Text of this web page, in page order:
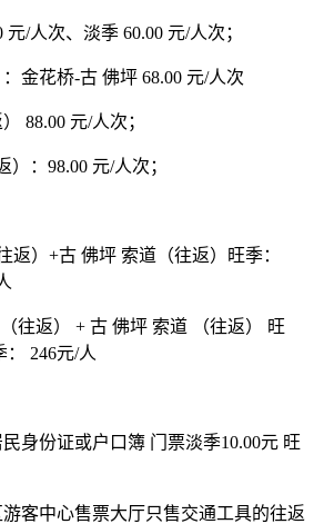
/人次、淡季 60.00 元/人次；
花桥-古 佛坪 68.00 元/人次
88.00 元/人次；
：98.00 元/人次；
）+古 佛坪 索道（往返）旺季：
返） + 古 佛坪 索道 （往返） 旺
： 246元/人
份证或户口簿 门票淡季10.00元 旺
中心售票大厅只售交通工具的往返